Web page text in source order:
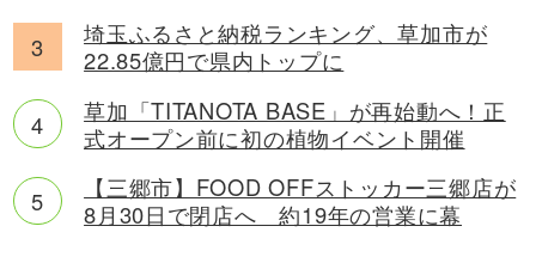
埼玉ふるさと納税ランキング、草加市が
22.85億円で県内トップに
草加「TITANOTA BASE」が再始動へ！正
式オープン前に初の植物イベント開催
【三郷市】FOOD OFFストッカー三郷店が
8月30日で閉店へ 約19年の営業に幕